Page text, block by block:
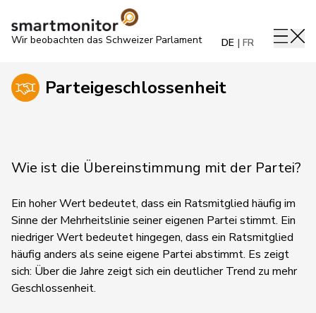
Wir beobachten das Schweizer Parlament DE FR
Parteigeschlossenheit
Wie ist die Übereinstimmung mit der Partei?
Ein hoher Wert bedeutet, dass ein Ratsmitglied häufig im
Sinne der Mehrheitslinie seiner eigenen Partei stimmt. Ein
niedriger Wert bedeutet hingegen, dass ein Ratsmitglied
häufig anders als seine eigene Partei abstimmt. Es zeigt
sich: Über die Jahre zeigt sich ein deutlicher Trend zu mehr
Geschlossenheit.